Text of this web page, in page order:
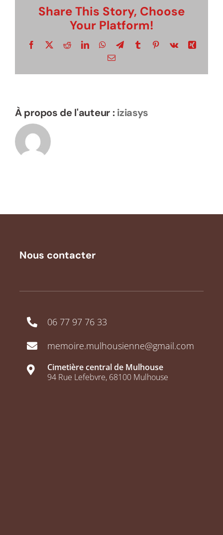
Rechercher:
Share This Story, Choose
Your Platform!
Facebook
X RedditLinkedInWhatsApp
TelegramTumblrPinterest
Vk
Xing
Email
À propos de l'auteur :iziasys
Nous contacter
06 77 97 76 33
memoire.mulhousienne@gmail.com
Cimetière central de Mulhouse
94 Rue Lefebvre, 68100 Mulhouse